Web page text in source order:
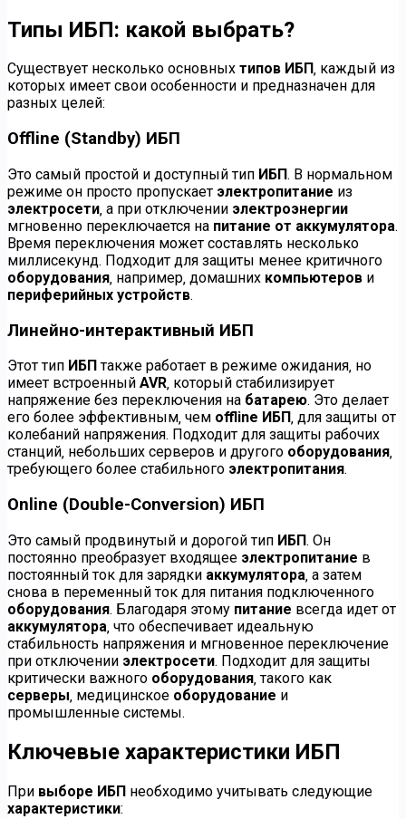
Типы ИБП: какой выбрать?
Существует несколько основных типов ИБП‚ каждый из
которых имеет свои особенности и предназначен для
разных целей:
Offline (Standby) ИБП
Это самый простой и доступный тип ИБП. В нормальном
режиме он просто пропускает электропитание из
электросети‚ а при отключении электроэнергии
мгновенно переключается на питание от аккумулятора.
Время переключения может составлять несколько
миллисекунд. Подходит для защиты менее критичного
оборудования‚ например‚ домашних компьютеров и
периферийных устройств.
Линейно-интерактивный ИБП
Этот тип ИБП также работает в режиме ожидания‚ но
имеет встроенный AVR‚ который стабилизирует
напряжение без переключения на батарею. Это делает
его более эффективным‚ чем offline ИБП‚ для защиты от
колебаний напряжения. Подходит для защиты рабочих
станций‚ небольших серверов и другого оборудования‚
требующего более стабильного электропитания.
Online (Double-Conversion) ИБП
Это самый продвинутый и дорогой тип ИБП. Он
постоянно преобразует входящее электропитание в
постоянный ток для зарядки аккумулятора ‚ а затем
снова в переменный ток для питания подключенного
оборудования. Благодаря этому питание всегда идет от
аккумулятора ‚ что обеспечивает идеальную
стабильность напряжения и мгновенное переключение
при отключении электросети. Подходит для защиты
критически важного оборудования ‚ такого как
серверы ‚ медицинское оборудование и
промышленные системы.
Ключевые характеристики ИБП
При выборе ИБП необходимо учитывать следующие
характеристики: